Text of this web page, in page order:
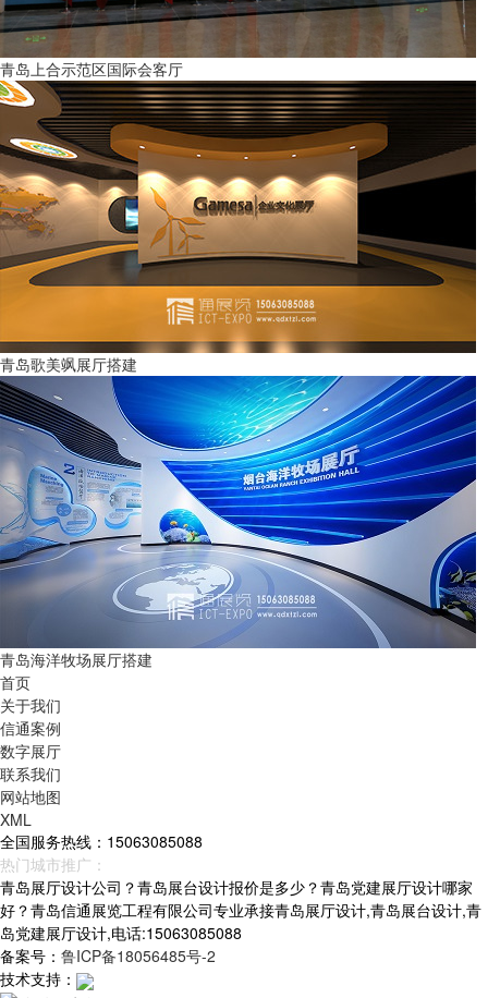
青岛上合示范区国际会客厅
青岛歌美飒展厅搭建
青岛海洋牧场展厅搭建
首页
关于我们
信通案例
数字展厅
联系我们
网站地图
XML
全国服务热线：15063085088
热门城市推广：
青岛展厅设计公司？青岛展台设计报价是多少？青岛党建展厅设计哪家
好？青岛信通展览工程有限公司专业承接青岛展厅设计,青岛展台设计,青
岛党建展厅设计,电话:15063085088
备案号： 鲁ICP备18056485号-2
技术支持：